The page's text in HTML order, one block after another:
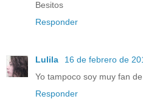
Besitos
Responder
Lulila
16 de febrero de
Yo tampoco soy muy fan
Responder